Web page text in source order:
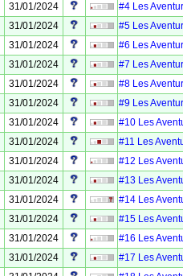
31/01/2024
#4 Les
31/01/2024
#5 Les
31/01/2024
#6 Les
31/01/2024
#7 Les
31/01/2024
#8 Les
31/01/2024
#9 Les
31/01/2024
#10 Les
31/01/2024
#11 Les
31/01/2024
#12 Les
31/01/2024
#13 Les
31/01/2024
#14 Les
31/01/2024
#15 Les
31/01/2024
#16 Les
31/01/2024
#17 Les